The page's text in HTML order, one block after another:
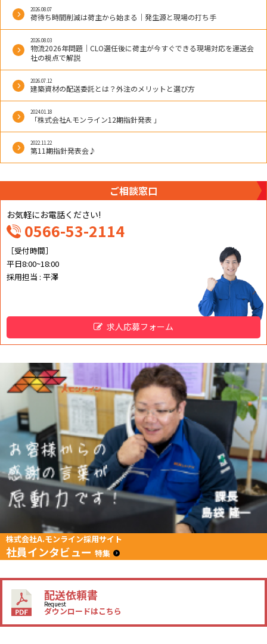
2026.08.07
荷待ち時間削減は荷主から始まる｜発生源と現場の打ち手
2026.08.03
物流2026年問題｜CLO選任後に荷主が今すぐできる現場対応を運送会
社の視点で解説
2026.07.12
建築資材の配送委託とは？外注のメリットと選び方
2024.01.18
「株式会社A.モンライン12期指針発表 」
2022.11.22
第11期指針発表会♪
ご相談窓口
お気軽にお電話ください!
0566-53-2114
［受付時間］
平日8:00~18:00
採用担当 : 平澤
求人応募フォーム
株式会社A.モンライン採用サイト
社員インタビュー 特集
配送依頼書
Request
ダウンロードはこちら